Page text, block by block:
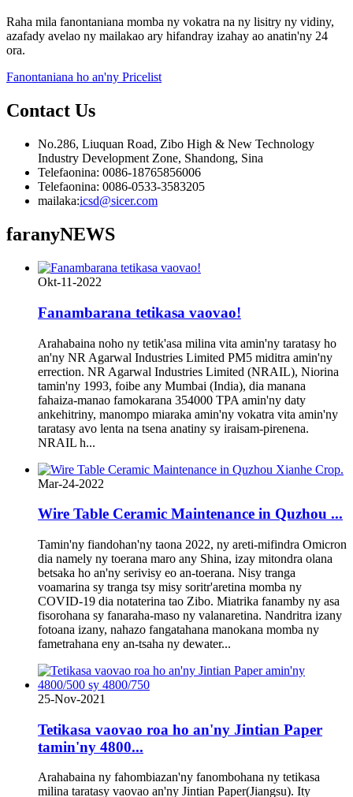
Raha mila fanontaniana momba ny vokatra na ny lisitry ny vidiny,
azafady avelao ny mailakao ary hifandray izahay ao anatin'ny 24
ora.
Fanontaniana ho an'ny Pricelist
Contact Us
No.286, Liuquan Road, Zibo High & New Technology
Industry Development Zone, Shandong, Sina
Telefaonina: 0086-18765856006
Telefaonina: 0086-0533-3583205
mailaka:icsd@sicer.com
faranyNEWS
Okt-11-2022
Fanambarana tetikasa vaovao!
Arahabaina noho ny tetik'asa milina vita amin'ny taratasy ho
an'ny NR Agarwal Industries Limited PM5 miditra amin'ny
errection. NR Agarwal Industries Limited (NRAIL), Niorina
tamin'ny 1993, foibe any Mumbai (India), dia manana
fahaiza-manao famokarana 354000 TPA amin'ny daty
ankehitriny, manompo miaraka amin'ny vokatra vita amin'ny
taratasy avo lenta na tsena anatiny sy iraisam-pirenena.
NRAIL h...
Mar-24-2022
Wire Table Ceramic Maintenance in Quzhou ...
Tamin'ny fiandohan'ny taona 2022, ny areti-mifindra Omicron
dia namely ny toerana maro any Shina, izay mitondra olana
betsaka ho an'ny serivisy eo an-toerana. Nisy tranga
voamarina sy tranga tsy misy soritr'aretina momba ny
COVID-19 dia notaterina tao Zibo. Miatrika fanamby ny asa
fisorohana sy fanaraha-maso ny valanaretina. Nandritra izany
fotoana izany, nahazo fangatahana manokana momba ny
fametrahana eny an-tsaha ny dewater...
25-Nov-2021
Tetikasa vaovao roa ho an'ny Jintian Paper
tamin'ny 4800...
Arahabaina ny fahombiazan'ny fanombohana ny tetikasa
milina taratasy vaovao an'ny Jintian Paper(Jiangsu). Ity